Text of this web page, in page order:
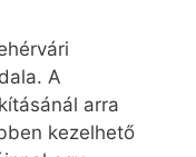
A
arra
kezelhető